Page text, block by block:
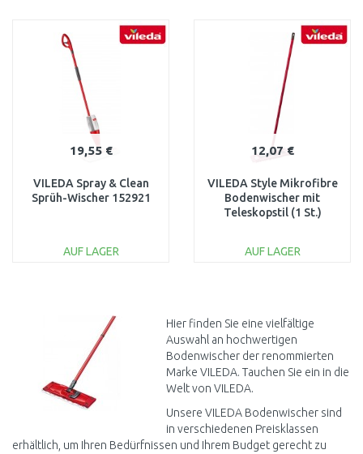
WARENKORB
Vergleichen
WARENKORB
Vergleichen
19,55 €
VILEDA Spray & Clean
Sprüh-Wischer 152921
AUF LAGER
Vergleichen
12,07 €
VILEDA Style Mikrofibre
Bodenwischer mit
Teleskopstil (1 St.)
AUF LAGER
Vergleichen
Hier finden Sie eine vielfältige
Auswahl an hochwertigen
Bodenwischer der renommierten
Marke VILEDA. Tauchen Sie ein in die
Welt von VILEDA.
Unsere VILEDA Bodenwischer sind
in verschiedenen Preisklassen
erhältlich, um Ihren Bedürfnissen und Ihrem Budget gerecht zu